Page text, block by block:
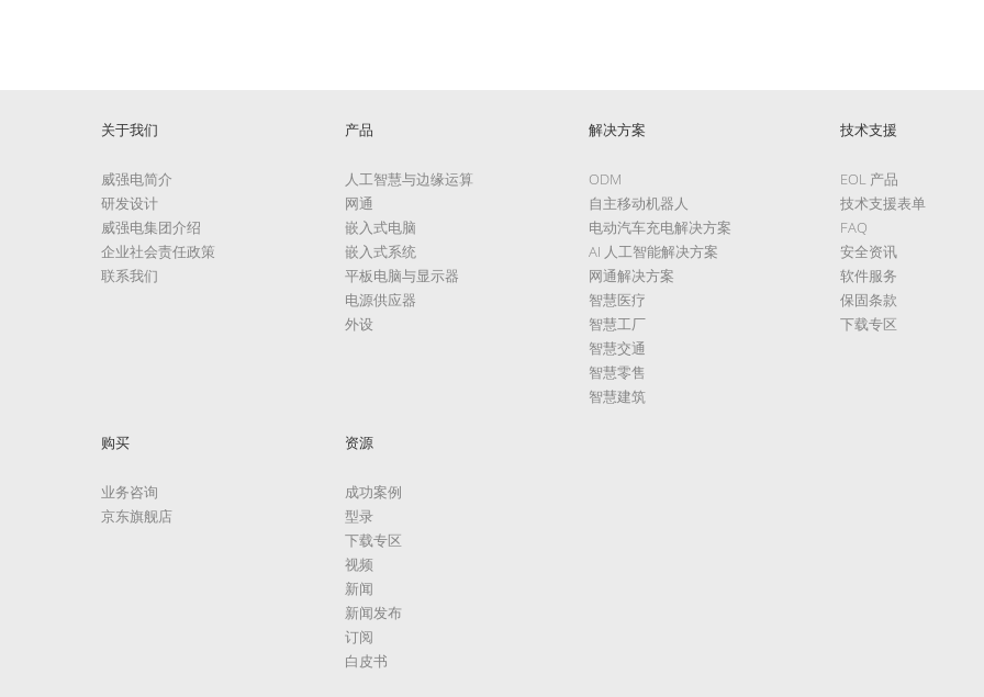
关于我们
威强电简介
研发设计
威强电集团介绍
企业社会责任政策
联系我们
产品
人工智慧与边缘运算
网通
嵌入式电脑
嵌入式系统
平板电脑与显示器
电源供应器
外设
解决方案
ODM
自主移动机器人
电动汽车充电解决方案
AI 人工智能解决方案
网通解决方案
智慧医疗
智慧工厂
智慧交通
智慧零售
智慧建筑
技术支援
EOL 产品
技术支援表单
FAQ
安全资讯
软件服务
保固条款
下载专区
购买
业务咨询
京东旗舰店
资源
成功案例
型录
下载专区
视频
新闻
新闻发布
订阅
白皮书